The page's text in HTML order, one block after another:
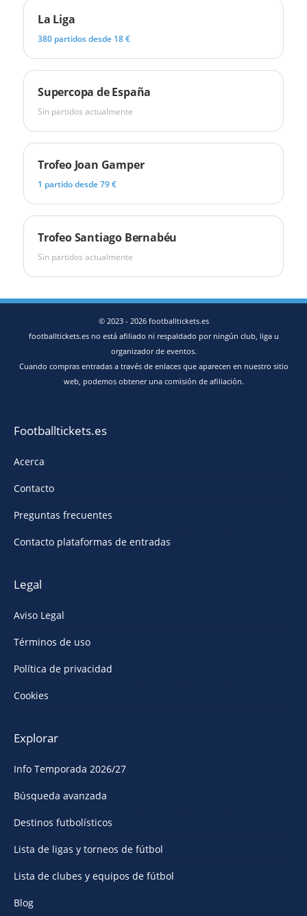
La Liga
380 partidos desde 18 €
Supercopa de España
Sin partidos actualmente
Trofeo Joan Gamper
1 partido desde 79 €
Trofeo Santiago Bernabéu
Sin partidos actualmente
© 2023 - 2026 footballtickets.es
footballtickets.es no está afiliado ni respaldado por ningún club, liga u
organizador de eventos.
Cuando compras entradas a través de enlaces que aparecen en nuestro sitio
web, podemos obtener una comisión de afiliación.
Footballtickets.es
Acerca
Contacto
Preguntas frecuentes
Contacto plataformas de entradas
Legal
Aviso Legal
Términos de uso
Política de privacidad
Cookies
Explorar
Info Temporada 2026/27
Búsqueda avanzada
Destinos futbolísticos
Lista de ligas y torneos de fútbol
Lista de clubes y equipos de fútbol
Blog